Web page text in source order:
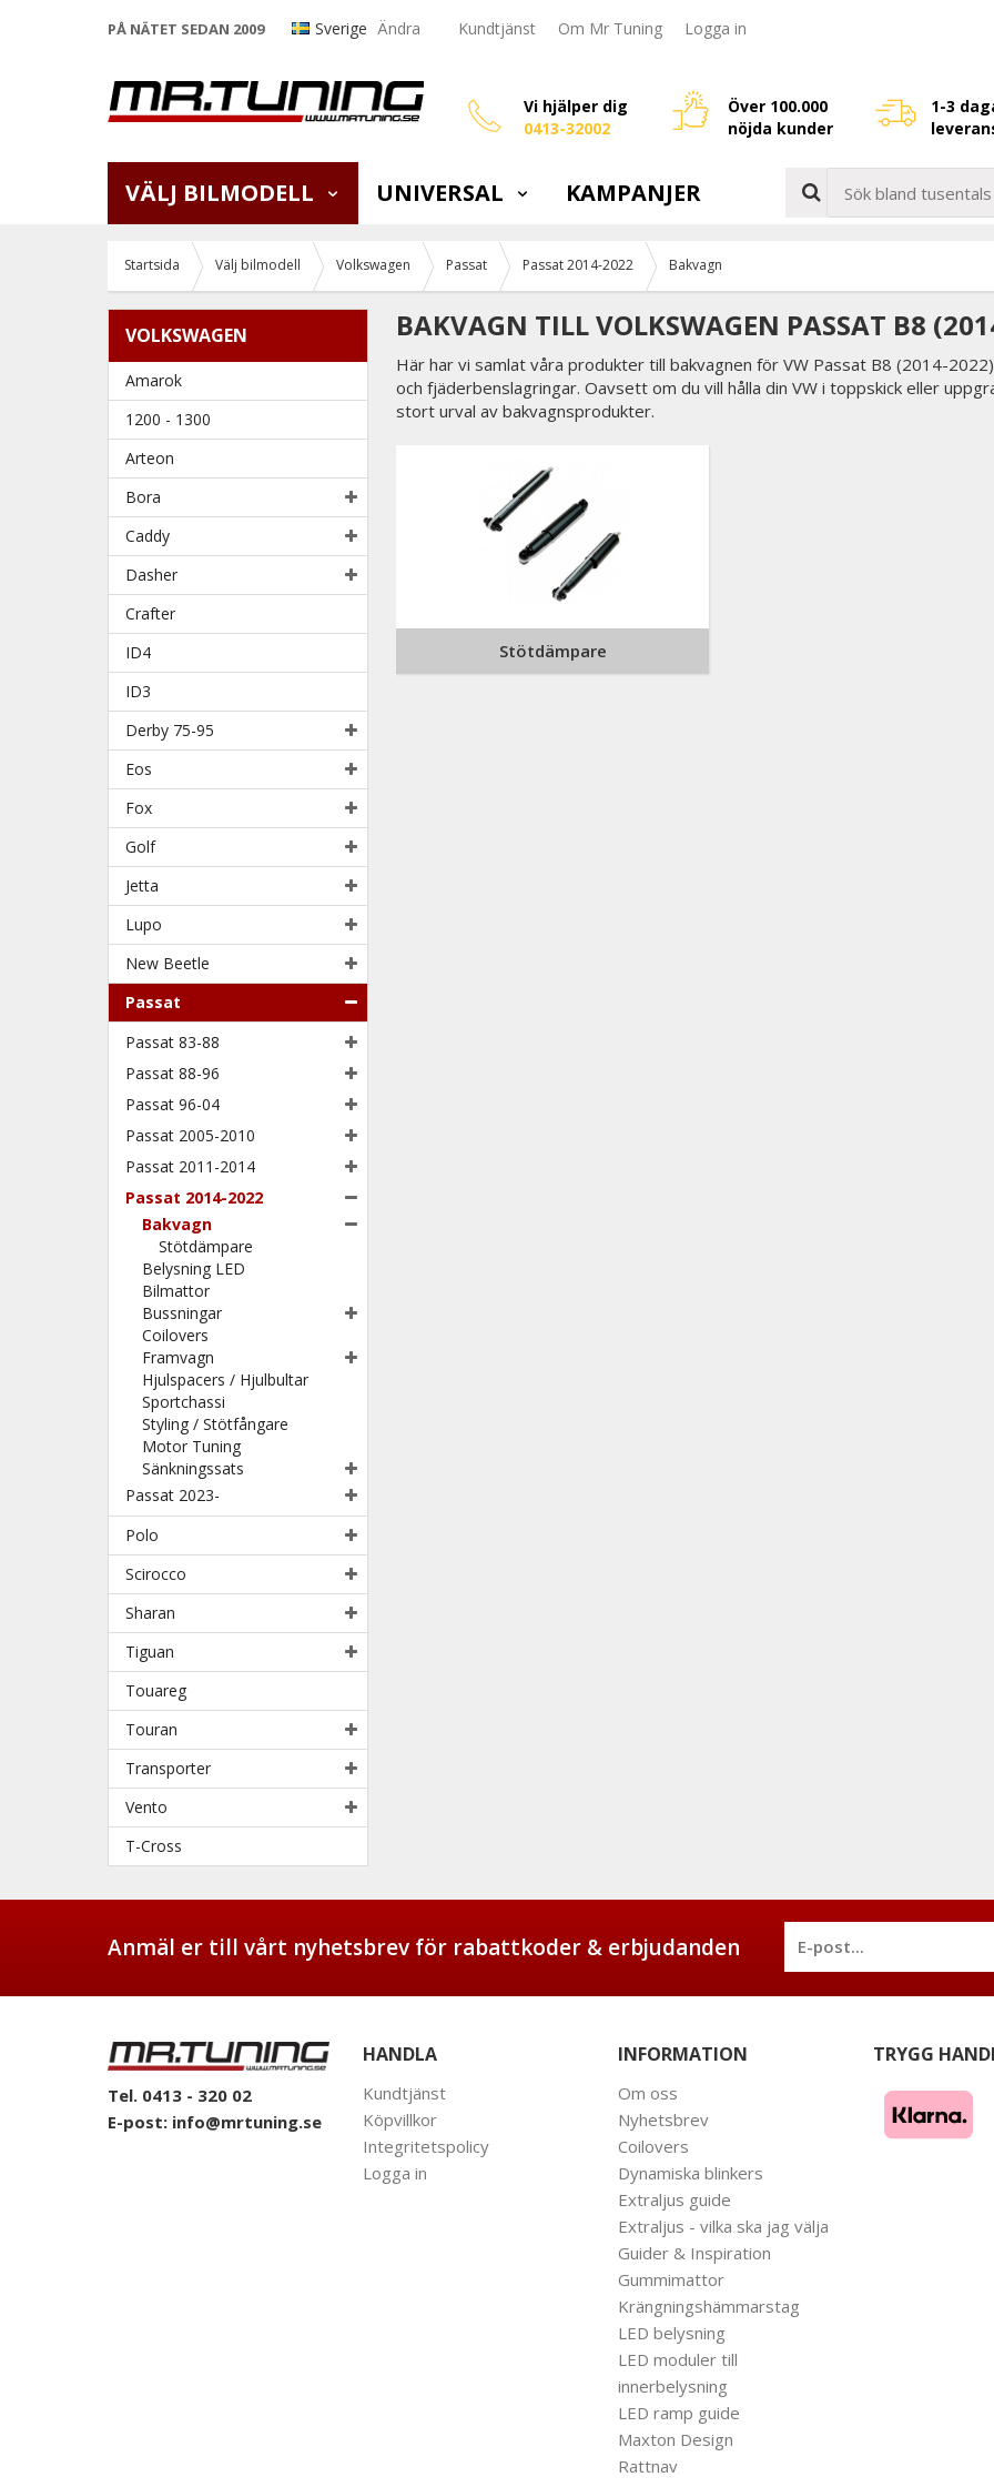
PÅ NÄTET SEDAN 2009 Sverige Ändra Kundtjänst Om Mr Tuning Logga in
Vi hjälper dig
0413-32002
Över 100.000
nöjda kunder
1-3
VÄLJ BILMODELL UNIVERSAL KAMPANJER
Startsida Välj bilmodell Volkswagen Passat Passat 2014-2022 Bakvagn
VOLKSWAGEN
Amarok
1200 - 1300
Arteon
Bora
Caddy
Dasher
Crafter
ID4
ID3
Derby 75-95
Eos
Fox
Golf
Jetta
Lupo
New Beetle
Passat
Passat 83-88
Passat 88-96
Passat 96-04
Passat 2005-2010
Passat 2011-2014
Passat 2014-2022
Bakvagn
Stötdämpare
Belysning LED
Bilmattor
Bussningar
Coilovers
Framvagn
Hjulspacers / Hjulbultar
Sportchassi
Styling / Stötfångare
Motor Tuning
Sänkningssats
Passat 2023-
Polo
Scirocco
Sharan
Tiguan
Touareg
Touran
Transporter
Vento
T-Cross
BAKVAGN TILL VOLKSWAGEN PASSAT B8
Här har vi samlat våra produkter till bakvagnen för VW Passat B8 (2014-
och fjäderbenslagringar. Oavsett om du vill hålla din VW i toppskick eller
stort urval av bakvagnsprodukter.
Stötdämpare
Anmäl er till vårt nyhetsbrev för rabattkoder & erbjudanden
Tel. 0413 - 320 02
E-post: info@mrtuning.se
HANDLA
Kundtjänst
Köpvillkor
Integritetspolicy
Logga in
INFORMATION
Om oss
Nyhetsbrev
Coilovers
Dynamiska blinkers
Extraljus guide
Extraljus - vilka ska jag välja
Guider & Inspiration
Gummimattor
Krängningshämmarstag
LED belysning
LED moduler till
innerbelysning
LED ramp guide
Maxton Design
Rattnav
TRYGG